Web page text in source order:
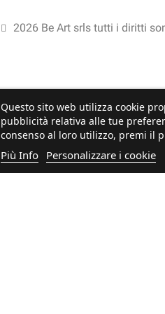
2026 Be Art srls tutti i diritti
Questo sito web utilizza cookie
pubblicità relativa alle tue
consenso al loro utilizzo, premi il
Più Info Personalizzare i cookie